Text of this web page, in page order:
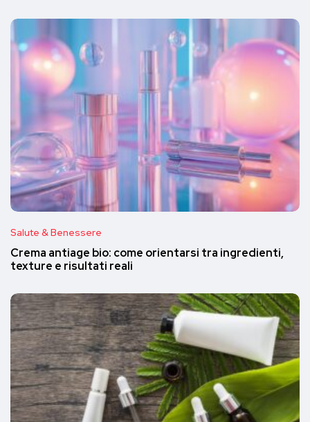
Salute & Benessere
Crema antiage bio: come orientarsi tra ingredienti,
texture e risultati reali